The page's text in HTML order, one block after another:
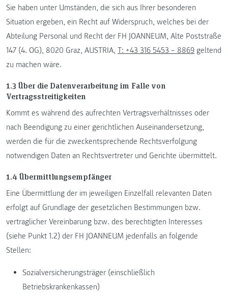
Sie haben unter Umständen, die sich aus Ihrer besonderen
Situation ergeben, ein Recht auf Widerspruch, welches bei der
Abteilung Personal und Recht der FH JOANNEUM, Alte Poststraße
147 (4. OG), 8020 Graz, AUSTRIA, T: +43 316 5453 – 8869 geltend
zu machen wäre.
1.3 Über die Datenverarbeitung im Falle von
Vertragsstreitigkeiten
Kommt es während des aufrechten Vertragsverhältnisses oder
nach Beendigung zu einer gerichtlichen Auseinandersetzung,
werden die für die zweckentsprechende Rechtsverfolgung
notwendigen Daten an Rechtsvertreter und Gerichte übermittelt.
1.4 Übermittlungsempfänger
Eine Übermittlung der im jeweiligen Einzelfall relevanten Daten
erfolgt auf Grundlage der gesetzlichen Bestimmungen bzw.
vertraglicher Vereinbarung bzw. des berechtigten Interesses
(siehe Punkt 1.2) der FH JOANNEUM jedenfalls an folgende
Stellen:
Sozialversicherungsträger (einschließlich
Betriebskrankenkassen)